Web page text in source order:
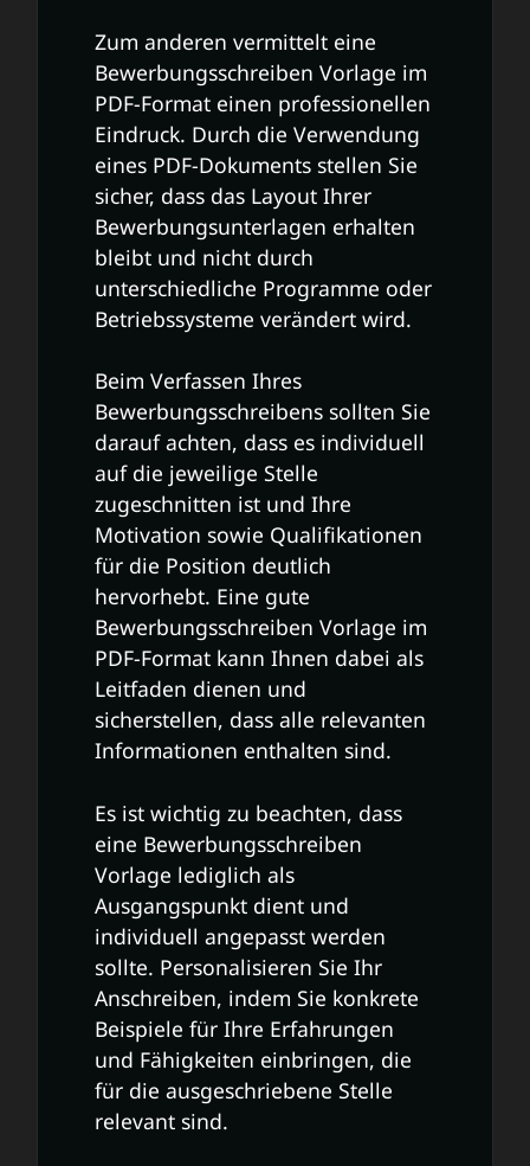
Zum anderen vermittelt eine
Bewerbungsschreiben Vorlage im
PDF-Format einen professionellen
Eindruck. Durch die Verwendung
eines PDF-Dokuments stellen Sie
sicher, dass das Layout Ihrer
Bewerbungsunterlagen erhalten
bleibt und nicht durch
unterschiedliche Programme oder
Betriebssysteme verändert wird.
Beim Verfassen Ihres
Bewerbungsschreibens sollten Sie
darauf achten, dass es individuell
auf die jeweilige Stelle
zugeschnitten ist und Ihre
Motivation sowie Qualifikationen
für die Position deutlich
hervorhebt. Eine gute
Bewerbungsschreiben Vorlage im
PDF-Format kann Ihnen dabei als
Leitfaden dienen und
sicherstellen, dass alle relevanten
Informationen enthalten sind.
Es ist wichtig zu beachten, dass
eine Bewerbungsschreiben
Vorlage lediglich als
Ausgangspunkt dient und
individuell angepasst werden
sollte. Personalisieren Sie Ihr
Anschreiben, indem Sie konkrete
Beispiele für Ihre Erfahrungen
und Fähigkeiten einbringen, die
für die ausgeschriebene Stelle
relevant sind.